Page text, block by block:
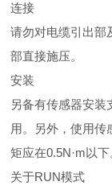
连接
请勿对电缆引出部
部直接施压。
安装
另备有传感器安装
用。另外，使用传
矩应在0.5N·m以
关于RUN模式